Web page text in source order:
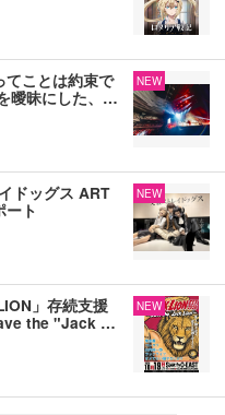
ことは約束で
曖昧にした、…
NEW
ドッグス ART
ート
NEW
」存続支援
the "Jack …
NEW